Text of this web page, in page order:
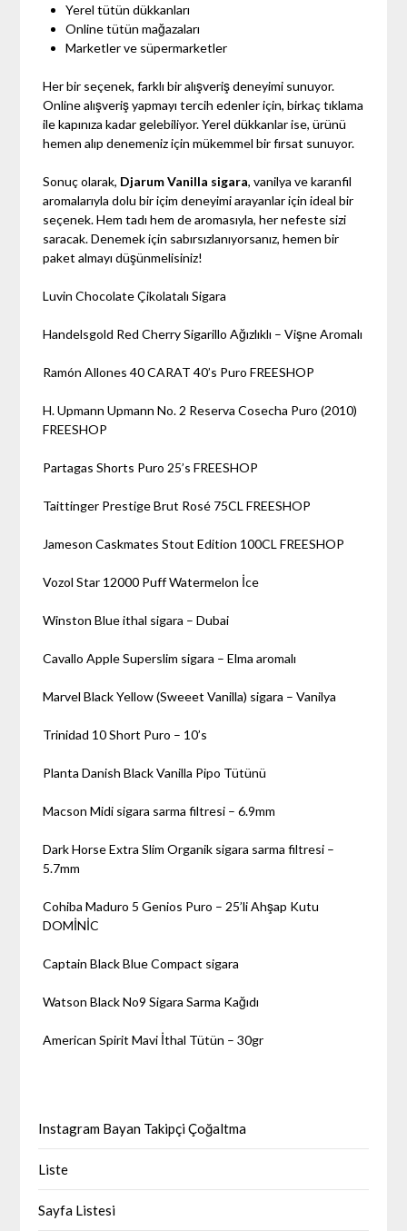
Yerel tütün dükkanları
Online tütün mağazaları
Marketler ve süpermarketler
Her bir seçenek, farklı bir alışveriş deneyimi sunuyor.
Online alışveriş yapmayı tercih edenler için, birkaç tıklama
ile kapınıza kadar gelebiliyor. Yerel dükkanlar ise, ürünü
hemen alıp denemeniz için mükemmel bir fırsat sunuyor.
Sonuç olarak, Djarum Vanilla sigara, vanilya ve karanfil
aromalarıyla dolu bir içim deneyimi arayanlar için ideal bir
seçenek. Hem tadı hem de aromasıyla, her nefeste sizi
saracak. Denemek için sabırsızlanıyorsanız, hemen bir
paket almayı düşünmelisiniz!
Luvin Chocolate Çikolatalı Sigara
Handelsgold Red Cherry Sigarillo Ağızlıklı – Vişne Aromalı
Ramón Allones 40 CARAT 40’s Puro FREESHOP
H. Upmann Upmann No. 2 Reserva Cosecha Puro (2010)
FREESHOP
Partagas Shorts Puro 25’s FREESHOP
Taittinger Prestige Brut Rosé 75CL FREESHOP
Jameson Caskmates Stout Edition 100CL FREESHOP
Vozol Star 12000 Puff Watermelon İce
Winston Blue ithal sigara – Dubai
Cavallo Apple Superslim sigara – Elma aromalı
Marvel Black Yellow (Sweeet Vanilla) sigara – Vanilya
Trinidad 10 Short Puro – 10’s
Planta Danish Black Vanilla Pipo Tütünü
Macson Midi sigara sarma filtresi – 6.9mm
Dark Horse Extra Slim Organik sigara sarma filtresi –
5.7mm
Cohiba Maduro 5 Genios Puro – 25’li Ahşap Kutu
DOMİNİC
Captain Black Blue Compact sigara
Watson Black No9 Sigara Sarma Kağıdı
American Spirit Mavi İthal Tütün – 30gr
Instagram Bayan Takipçi Çoğaltma
Liste
Sayfa Listesi